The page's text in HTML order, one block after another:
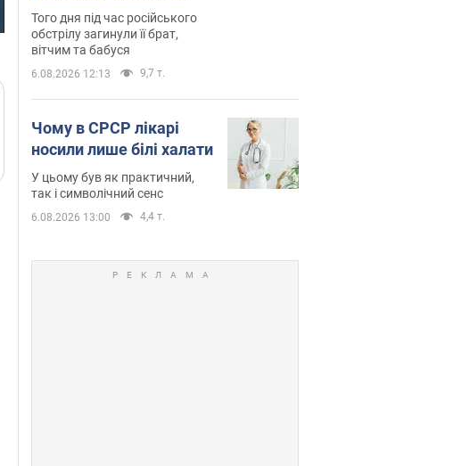
Сумщину. Фото
Того дня під час російського
обстрілу загинули її брат,
вітчим та бабуся
6.08.2026 12:13 9,7 т.
Чому в СРСР лікарі
носили лише білі халати
У цьому був як практичний,
так і символічний сенс
6.08.2026 13:00 4,4 т.